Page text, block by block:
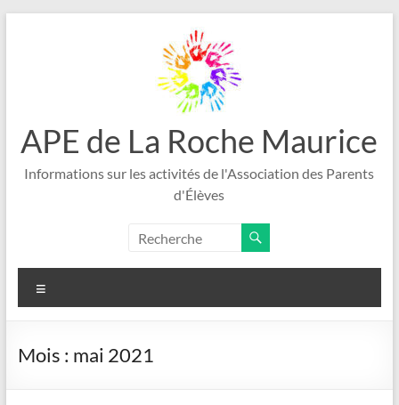
APE de La Roche Maurice
Informations sur les activités de l'Association des Parents
d'Élèves
Mois : mai 2021